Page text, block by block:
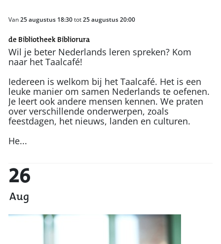
Van25 augustus 18:30tot25 augustus 20:00
de Bibliotheek Bibliorura
Wil je beter Nederlands leren spreken? Kom
naar het Taalcafé!
Iedereen is welkom bij het Taalcafé. Het is een
leuke manier om samen Nederlands te oefenen.
Je leert ook andere mensen kennen. We praten
over verschillende onderwerpen, zoals
feestdagen, het nieuws, landen en culturen.
He...
26
Aug